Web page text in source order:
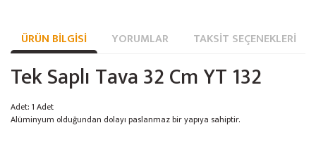
ÜRÜN BILGISI YORUMLAR TAKSIT SEÇENEKLERI
Tek Saplı Tava 32 Cm YT 132
Adet: 1 Adet
Alüminyum olduğundan dolayı paslanmaz bir yapıya sahiptir.